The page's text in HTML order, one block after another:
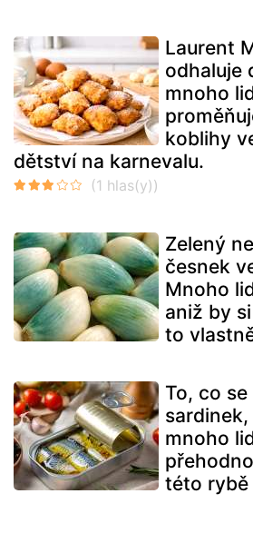
Laurent
odhaluje
mnoho
koblihy
dětství na karnevalu.
Zelený
česnek
Mnoho
aniž by
to
To, co
mnoho
této rybě